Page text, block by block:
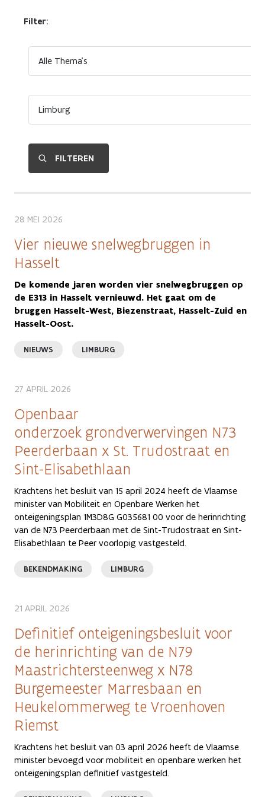
Filter:
28 MEI 2026
Vier nieuwe snelwegbruggen in
Hasselt
De komende jaren worden vier snelwegbruggen op
de E313 in Hasselt vernieuwd. Het gaat om de
bruggen Hasselt-West, Biezenstraat, Hasselt-Zuid en
Hasselt-Oost.
NIEUWS LIMBURG
27 APRIL 2026
Openbaar
onderzoek grondverwervingen N73
Peerderbaan x St. Trudostraat en
Sint-Elisabethlaan
Krachtens het besluit van 15 april 2024 heeft de Vlaamse
minister van Mobiliteit en Openbare Werken het
onteigeningsplan 1M3D8G G035681 00 voor de herinrichting
van de N73 Peerderbaan met de Sint-Trudostraat en Sint-
Elisabethlaan te Peer voorlopig vastgesteld.
BEKENDMAKING LIMBURG
21 APRIL 2026
Definitief onteigeningsbesluit voor
de herinrichting van de N79
Maastrichtersteenweg x N78
Burgemeester Marresbaan en
Heukelommerweg te Vroenhoven
Riemst
Krachtens het besluit van 03 april 2026 heeft de Vlaamse
minister bevoegd voor mobiliteit en openbare werken het
onteigeningsplan definitief vastgesteld.